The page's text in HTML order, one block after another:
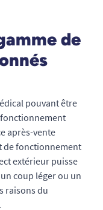
de
pouvant être
après-vente
de fonctionnement
extérieur puisse
coup léger ou un
raisons du